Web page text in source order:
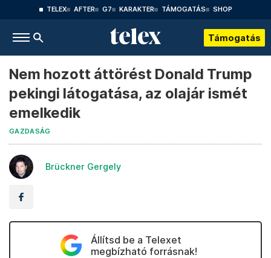
TELEX AFTER G7 KARAKTER TÁMOGATÁS SHOP
Támogatás
Nem hozott áttörést Donald Trump
pekingi látogatása, az olajár ismét
emelkedik
GAZDASÁG
Brückner Gergely
Állítsd be a Telexet
megbízható forrásnak!